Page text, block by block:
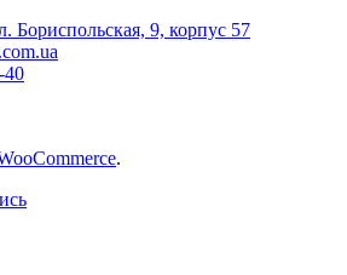
Бориспольская, 9, корпус 57
40
.